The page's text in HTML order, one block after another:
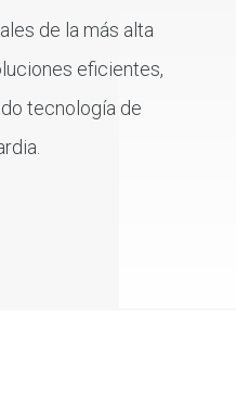
de la más alta
eficientes,
tecnología de